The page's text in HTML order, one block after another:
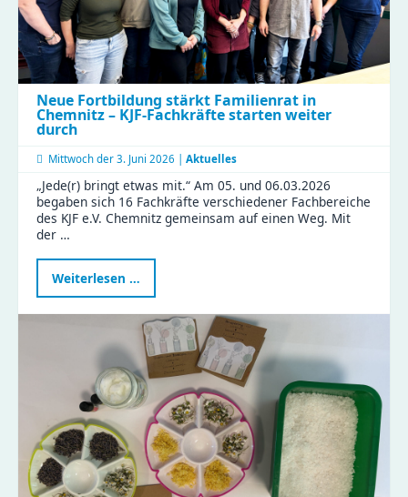
Neue Fortbildung stärkt Familienrat in
Chemnitz – KJF-Fachkräfte starten weiter
durch
Mittwoch der 3. Juni 2026 | Aktuelles
„Jede(r) bringt etwas mit.“ Am 05. und 06.03.2026
begaben sich 16 Fachkräfte verschiedener Fachbereiche
des KJF e.V. Chemnitz gemeinsam auf einen Weg. Mit
der …
Weiterlesen …
Fortbildung
Familienrat
in
Chemnitz
–
KJF-
Fachkräfte
starten
weiter
durch